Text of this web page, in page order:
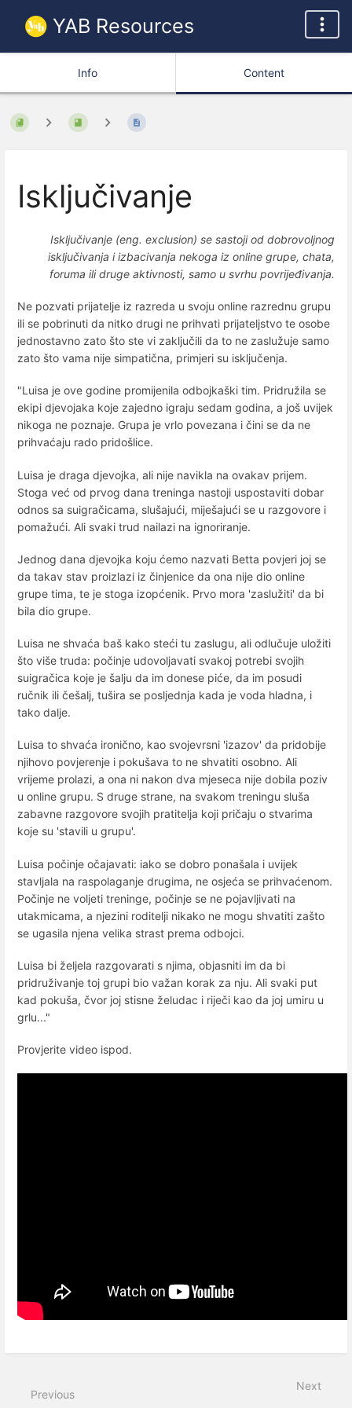
YAB Resources
Info Content
Isključivanje
Isključivanje (eng. exclusion) se sastoji od dobrovoljnog
isključivanja i izbacivanja nekoga iz online grupe, chata,
foruma ili druge aktivnosti, samo u svrhu povrijeđivanja.
Ne pozvati prijatelje iz razreda u svoju online razrednu grupu
ili se pobrinuti da nitko drugi ne prihvati prijateljstvo te osobe
jednostavno zato što ste vi zaključili da to ne zaslužuje samo
zato što vama nije simpatična, primjeri su isključenja.
"Luisa je ove godine promijenila odbojkaški tim. Pridružila se
ekipi djevojaka koje zajedno igraju sedam godina, a još uvijek
nikoga ne poznaje. Grupa je vrlo povezana i čini se da ne
prihvaćaju rado pridošlice.
Luisa je draga djevojka, ali nije navikla na ovakav prijem.
Stoga već od prvog dana treninga nastoji uspostaviti dobar
odnos sa suigračicama, slušajući, miješajući se u razgovore i
pomažući. Ali svaki trud nailazi na ignoriranje.
Jednog dana djevojka koju ćemo nazvati Betta povjeri joj se
da takav stav proizlazi iz činjenice da ona nije dio online
grupe tima, te je stoga izopćenik. Prvo mora 'zaslužiti' da bi
bila dio grupe.
Luisa ne shvaća baš kako steći tu zaslugu, ali odlučuje uložiti
što više truda: počinje udovoljavati svakoj potrebi svojih
suigračica koje je šalju da im donese piće, da im posudi
ručnik ili češalj, tušira se posljednja kada je voda hladna, i
tako dalje.
Luisa to shvaća ironično, kao svojevrsni 'izazov' da pridobije
njihovo povjerenje i pokušava to ne shvatiti osobno. Ali
vrijeme prolazi, a ona ni nakon dva mjeseca nije dobila poziv
u online grupu. S druge strane, na svakom treningu sluša
zabavne razgovore svojih pratitelja koji pričaju o stvarima
koje su 'stavili u grupu'.
Luisa počinje očajavati: iako se dobro ponašala i uvijek
stavljala na raspolaganje drugima, ne osjeća se prihvaćenom.
Počinje ne voljeti treninge, počinje se ne pojavljivati na
utakmicama, a njezini roditelji nikako ne mogu shvatiti zašto
se ugasila njena velika strast prema odbojci.
Luisa bi željela razgovarati s njima, objasniti im da bi
pridruživanje toj grupi bio važan korak za nju. Ali svaki put
kad pokuša, čvor joj stisne želudac i riječi kao da joj umiru u
grlu..."
Provjerite video ispod.
mode
Previous
Next